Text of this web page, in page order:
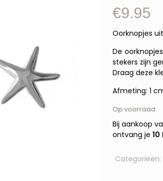
€9.95
Oorknopjes
De
stekers zijn
Draag deze
Afmeting: 1
Op voorraad
Bij aankoop
ontvang je 10
Categorieën: